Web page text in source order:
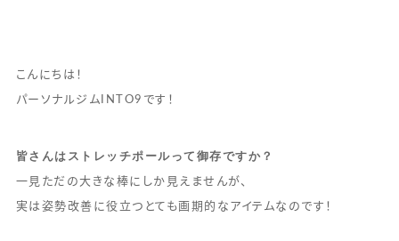
こんにちは！
パーソナルジムINTO9です！
皆さんはストレッチポールって御存ですか？
一見ただの大きな棒にしか見えませんが、
実は姿勢改善に役立つとても画期的なアイテムなのです！